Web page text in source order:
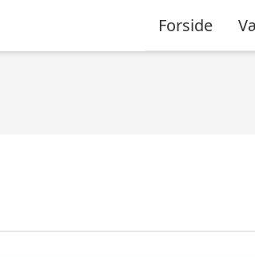
Forside